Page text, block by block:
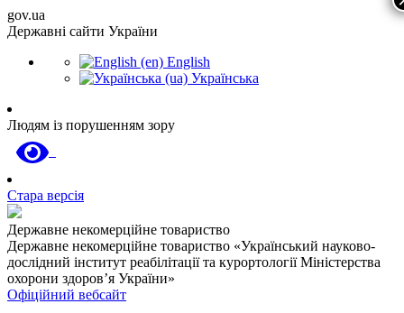
gov.ua
Державні сайти України
English
Українська
Людям із порушенням зору
Стара версія
Державне некомерційне товариство
Державне некомерційне товариство «Український науково-
дослідний інститут реабілітації та курортології Міністерства
охорони здоров’я України»
Офіційний вебсайт